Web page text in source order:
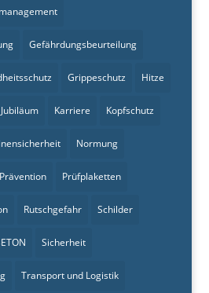
Gefährdungsbeurteilung
Grippeschutz Hitze
Jubiläum Karriere Kopfschutz
Normung
Prävention Prüfplaketten
Rutschgefahr Schilder
Sicherheit
Transport und Logistik